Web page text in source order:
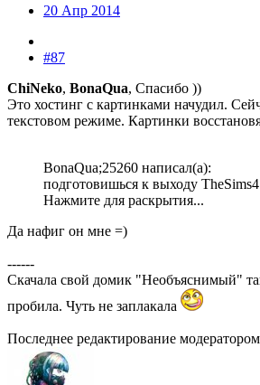
20 Апр 2014
#87
ChiNeko, BonaQua, Спасибо ))
Это хостинг с картинками начудил.
текстовом режиме. Картинки
BonaQua;25260 написал(а):
подготовишься к выходу TheSims4
Нажмите для раскрытия...
Да нафиг он мне =)
------
Скачала свой домик "Необъяснимый"
пробила. Чуть не заплакала
Последнее редактирование